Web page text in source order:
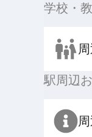
学校・
駅周辺